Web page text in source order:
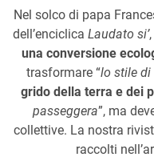
Nel solco di papa
dell’enciclica Laudato si’
una conversione
trasformare “lo stile di
grido della terra e dei
passeggera”, ma
collettive. La nostra
raccolti